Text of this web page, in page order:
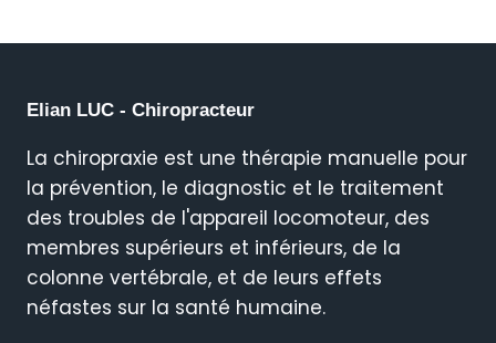
Elian LUC - Chiropracteur
La chiropraxie est une thérapie manuelle pour
la prévention, le diagnostic et le traitement
des troubles de l'appareil locomoteur, des
membres supérieurs et inférieurs, de la
colonne vertébrale, et de leurs effets
néfastes sur la santé humaine.